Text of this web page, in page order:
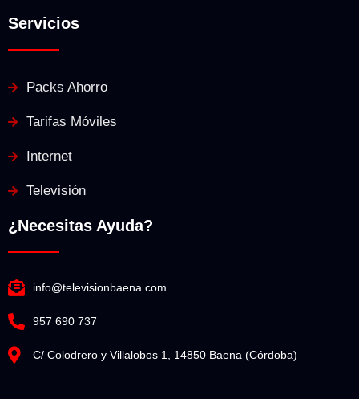
Servicios
Packs Ahorro
Tarifas Móviles
Internet
Televisión
¿Necesitas Ayuda?
info@televisionbaena.com
957 690 737
C/ Colodrero y Villalobos 1, 14850 Baena (Córdoba)